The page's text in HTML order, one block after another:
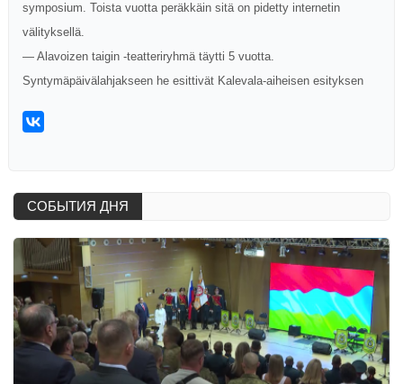
symposium. Toista vuotta peräkkäin sitä on pidetty internetin
välityksellä.
— Alavoizen taigin -teatteriryhmä täytti 5 vuotta.
Syntymäpäivälahjakseen he esittivät Kalevala-aiheisen esityksen
СОБЫТИЯ ДНЯ